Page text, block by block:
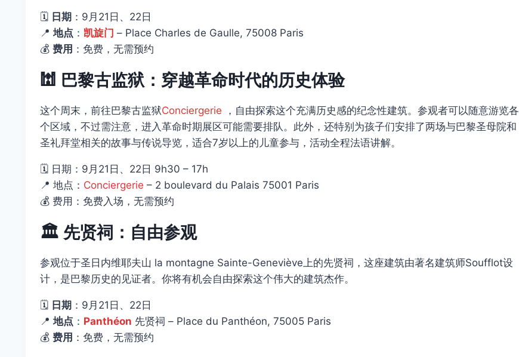
🗓️ 日期 ：9月21日、22日
📍 地点 ： 凯旋门 – Place Charles de Gaulle, 75008 Paris
💰 费用 ：免费，无需预约
🕍 巴黎古监狱：穿越革命时代的历史体验
这个周末，前往巴黎古监狱Conciergerie ，自由探索这个充满历史感的纪念性建筑。参观者可以随意游览各
个区域，不过需注意，进入革命时期展区可能需要排队。此外，还特别为孩子们安排了两场与巴黎圣母院和
圣礼拜堂相关的故事与传说导览，适合7岁以上的儿童参与，活动全程法语讲解。
🗓️ 日期：9月21日、22日 9h30 – 17h
📍 地点： Conciergerie – 2 boulevard du Palais 75001 Paris
💰 费用：免费入场，无需预约
🏛️ 先贤祠：自由参观
参观位于圣日内维耶夫山 la montagne Sainte-Geneviève上的先贤祠，这座建筑由著名建筑师Soufflot设
计，是巴黎历史的见证者。你将有机会自由探索这个伟大的建筑杰作。
🗓️ 日期 ：9月21日、22日
📍 地点 ： Panthéon 先贤祠 – Place du Panthéon, 75005 Paris
💰 费用 ：免费，无需预约